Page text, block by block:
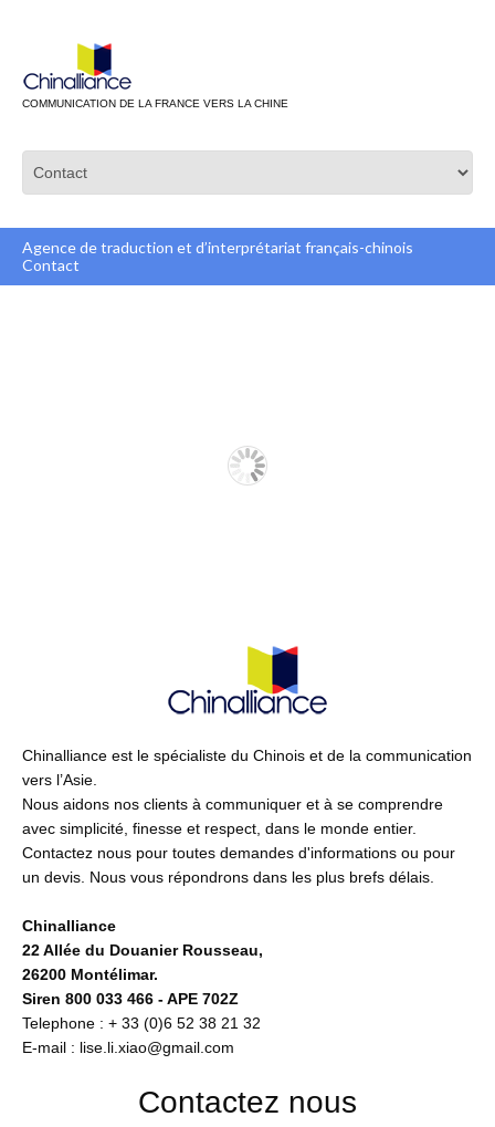
COMMUNICATION DE LA FRANCE VERS LA CHINE
Agence de traduction et d’interprétariat français-chinois
Contact
Chinalliance est le spécialiste du Chinois et de la communication
vers l’Asie.
Nous aidons nos clients à communiquer et à se comprendre
avec simplicité, finesse et respect, dans le monde entier.
Contactez nous pour toutes demandes d'informations ou pour
un devis. Nous vous répondrons dans les plus brefs délais.
Chinalliance
22 Allée du Douanier Rousseau,
26200 Montélimar.
Siren 800 033 466 - APE 702Z
Telephone : + 33 (0)6 52 38 21 32
E-mail : lise.li.xiao@gmail.com
Contactez nous